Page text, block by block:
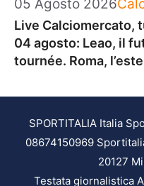
05 Agosto 2026
Live Calciomercato,
04 agosto: Leao, il
tournée. Roma,
SPORTITALIA Italia
08674150969
20127
Testata giornalistica